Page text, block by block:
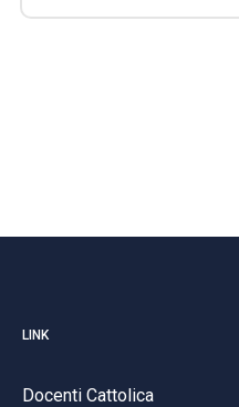
LINK
Docenti Cattolica